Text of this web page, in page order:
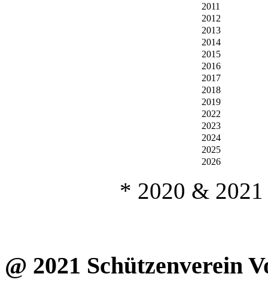
2011
2012
2013
2014
2015
2016
2017
2018
2019
2022
2023
2024
2025
2026
* 2020 & 2021
@ 2021 Schützenverein